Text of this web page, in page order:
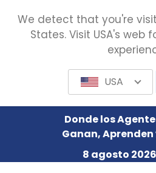
Donde los
Ganan,
8 agosto 2026
We detect that you're
States. Visit USA's web
USA